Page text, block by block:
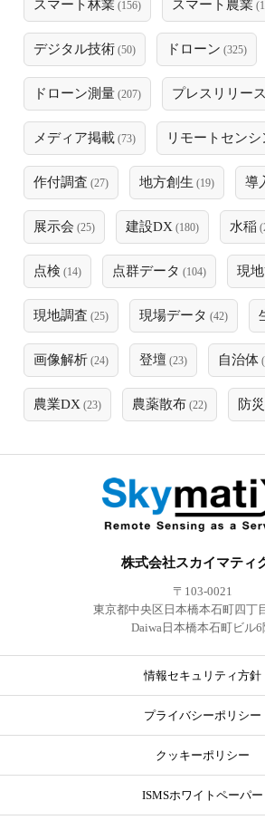
スマート林業 (156) スマート農業
デジタル技術 (50) ドローン (325)
ドローン測量 (207) プレスリリース
メディア掲載 (73) リモートセンシ
作付調査 (27) 地方創生 (19) 導
展示会 (25) 建設DX (180) 水稲
点検 (14) 点群データ (104) 現
現地調査 (25) 現場データ (42)
画像解析 (24) 登壇 (23) 自治体
農業DX (23) 農薬散布 (22) 防災
株式会社スカイマティ
〒103-0021
東京都中央区日本橋本石町四丁
Daiwa日本橋本石町ビル6
情報セキュリティ方針
プライバシーポリシー
クッキーポリシー
ISMSホワイトペーパー